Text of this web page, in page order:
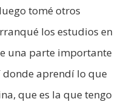
tomé otros
los estudios en
una parte importante
aprendí lo que
que es la que tengo